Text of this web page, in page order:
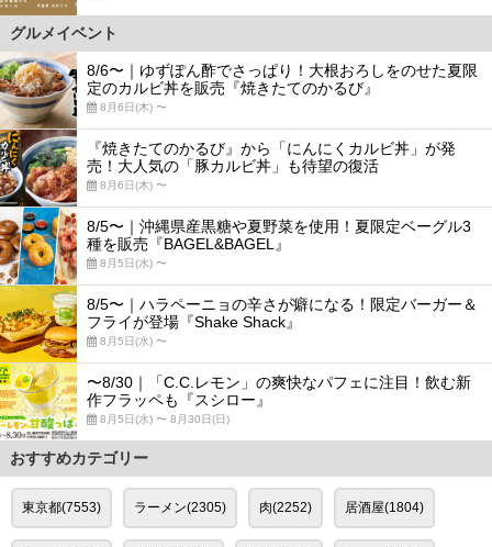
グルメイベント
8/6〜｜ゆずぽん酢でさっぱり！大根おろしをのせた夏限
定のカルビ丼を販売『焼きたてのかるび』
8月6日(木) 〜
『焼きたてのかるび』から「にんにくカルビ丼」が発
売！大人気の「豚カルビ丼」も待望の復活
8月6日(木) 〜
8/5〜｜沖縄県産黒糖や夏野菜を使用！夏限定ベーグル3
種を販売『BAGEL&BAGEL』
8月5日(水) 〜
8/5〜｜ハラペーニョの辛さが癖になる！限定バーガー＆
フライが登場『Shake Shack』
8月5日(水) 〜
〜8/30｜「C.C.レモン」の爽快なパフェに注目！飲む新
作フラッペも『スシロー』
8月5日(水) 〜 8月30日(日)
おすすめカテゴリー
東京都(7553) ラーメン(2305) 肉(2252) 居酒屋(1804)